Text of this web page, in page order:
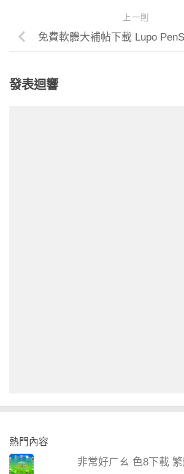
上一則
免費軟體大補帖下載 Lupo
發表迴響
熱門內容
非常好ㄏㄠ 色8下載